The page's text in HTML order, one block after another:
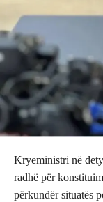
Kryeministri në
radhë për
përkundër situatës